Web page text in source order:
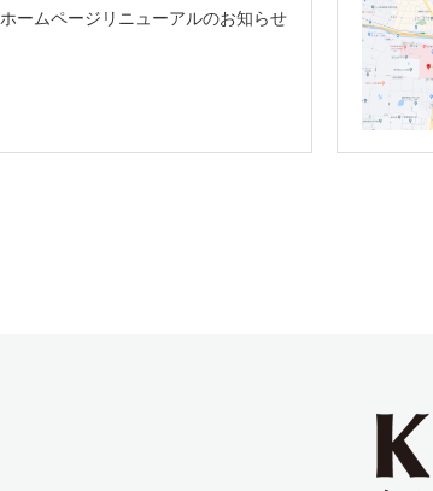
ホームページリニューアルのお知らせ